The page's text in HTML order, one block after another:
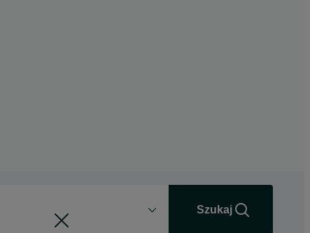
Szukaj